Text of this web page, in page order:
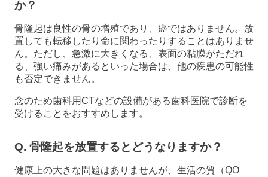
か？
骨隆起は良性の骨の増殖であり、癌ではありません。放
置しても転移したり命に関わったりすることはありませ
ん。ただし、急激に大きくなる、表面の粘膜がただれ
る、強い痛みがあるといった場合は、他の疾患の可能性
も否定できません。
念のため歯科用CTなどの設備がある歯科医院で診断を
受けることをおすすめします。
Q. 骨隆起を放置するとどうなりますか？
健康上の大きな問題はありませんが、生活の質（QO